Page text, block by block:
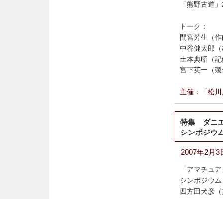
「熊野古道」
トーク：
間宮芳生（
中谷健太郎
土本典昭 （
宮下英一（
主催：「松
特集 ダニ
シンポジウ
2007年2月3
「アマチュ
シンポジウ
四方田犬彦